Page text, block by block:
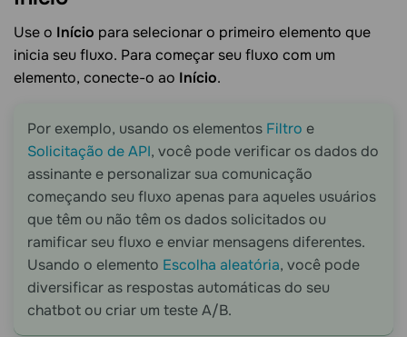
Use o Início para selecionar o primeiro elemento que
inicia seu fluxo. Para começar seu fluxo com um
elemento, conecte-o ao Início.
Por exemplo, usando os elementos Filtro e
Solicitação de API, você pode verificar os dados do
assinante e personalizar sua comunicação
começando seu fluxo apenas para aqueles usuários
que têm ou não têm os dados solicitados ou
ramificar seu fluxo e enviar mensagens diferentes.
Usando o elemento Escolha aleatória, você pode
diversificar as respostas automáticas do seu
chatbot ou criar um teste A/B.